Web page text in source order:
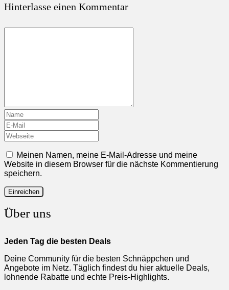
Hinterlasse einen Kommentar
Meinen Namen, meine E-Mail-Adresse und meine
Website in diesem Browser für die nächste Kommentierung
speichern.
Über uns
Jeden Tag die besten Deals
Deine Community für die besten Schnäppchen und
Angebote im Netz. Täglich findest du hier aktuelle Deals,
lohnende Rabatte und echte Preis-Highlights.